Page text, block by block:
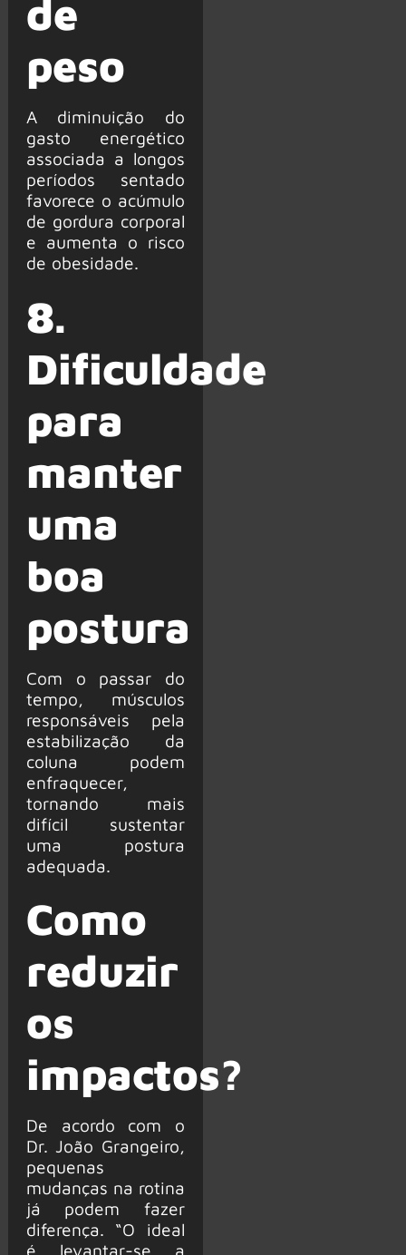
de
peso
A diminuição do
gasto energético
associada a longos
períodos sentado
favorece o acúmulo
de gordura corporal
e aumenta o risco
de obesidade.
8.
Dificuldade
para
manter
uma
boa
postura
Com o passar do
tempo, músculos
responsáveis pela
estabilização da
coluna podem
enfraquecer,
tornando mais
difícil sustentar
uma postura
adequada.
Como
reduzir
os
impactos?
De acordo com o
Dr. João Grangeiro,
pequenas
mudanças na rotina
já podem fazer
diferença. “O ideal
é levantar-se a